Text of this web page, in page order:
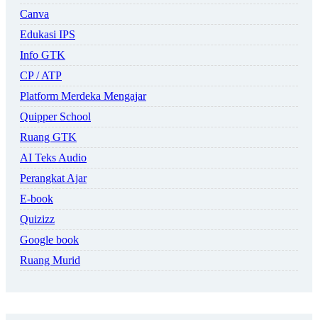
Canva
Edukasi IPS
Info GTK
CP / ATP
Platform Merdeka Mengajar
Quipper School
Ruang GTK
AI Teks Audio
Perangkat Ajar
E-book
Quizizz
Google book
Ruang Murid